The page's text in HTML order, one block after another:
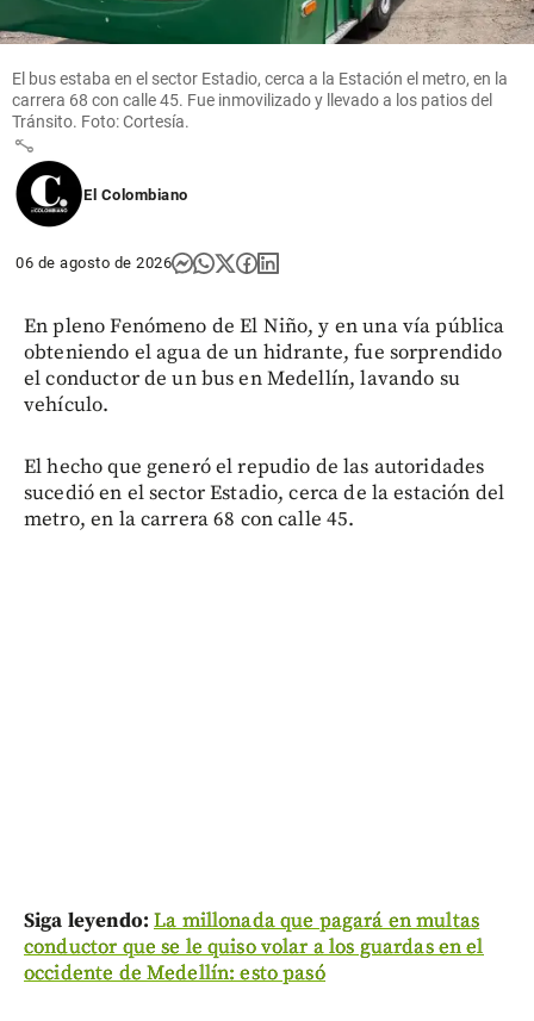
Epa Colombia
reapareció en
redes y
parece otra
share
El bus estaba en el sector Estadio, cerca a la Estación el metro, en la
carrera 68 con calle 45. Fue inmovilizado y llevado a los patios del
Tránsito. Foto: Cortesía.
El Colombiano
06 de agosto de 2026
En pleno Fenómeno de El Niño, y en una vía pública
obteniendo el agua de un hidrante, fue sorprendido
el conductor de un bus en Medellín, lavando su
vehículo.
El hecho que generó el repudio de las autoridades
sucedió en el sector Estadio, cerca de la estación del
metro, en la carrera 68 con calle 45.
Siga leyendo: La millonada que pagará en multas
conductor que se le quiso volar a los guardas en el
occidente de Medellín: esto pasó